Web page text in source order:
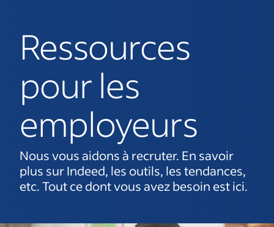
Ressources
pour les
employeurs
Nous vous aidons à recruter. En savoir
plus sur Indeed, les outils, les tendances,
etc. Tout ce dont vous avez besoin est ici.